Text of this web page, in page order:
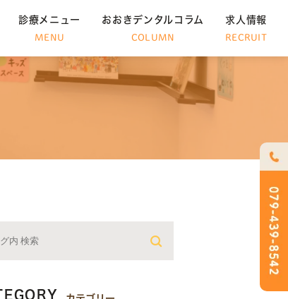
診療メニュー
MENU
おおきデンタルコラム
COLUMN
求人情報
RECRUIT